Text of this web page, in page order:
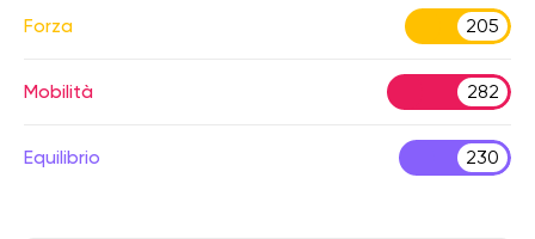
Forza 205
Mobilità 282
Equilibrio 230